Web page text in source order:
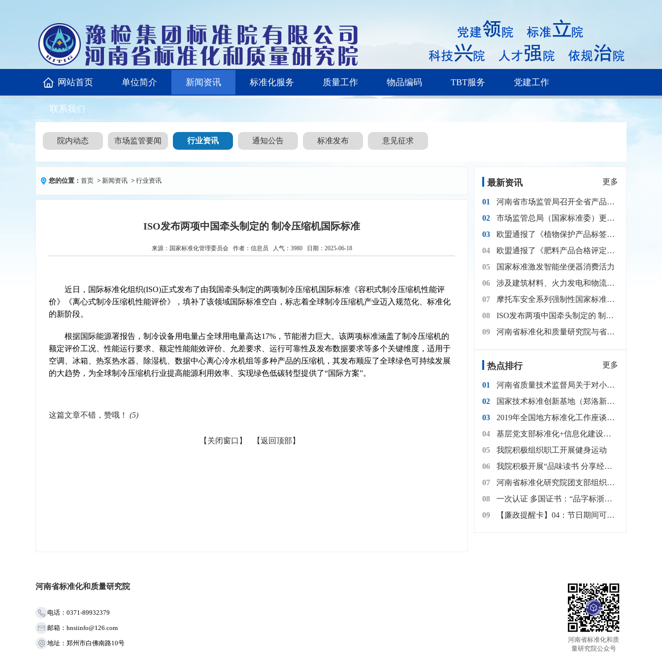
网站首页 单位简介 新闻资讯 标准化服务 质量工作 物品编码 TBT服务 党建工作
联系我们
院内动态 市场监管要闻 行业资讯 通知公告 标准发布 意见征求
您的位置： 首页 > 新闻资讯 > 行业资讯
ISO发布两项中国牵头制定的 制冷压缩机国际标准
来源： 国家标准化管理委员会 作者： 信息员 人气： 3980 日期：2025-06-18
近日，国际标准化组织(ISO)正式发布了由我国牵头制定的两项制冷压缩机国际标准《容积式制冷压缩机性能评
价》《离心式制冷压缩机性能评价》，填补了该领域国际标准空白，标志着全球制冷压缩机产业迈入规范化、标准化
的新阶段。
根据国际能源署报告，制冷设备用电量占全球用电量高达17%，节能潜力巨大。该两项标准涵盖了制冷压缩机的
额定评价工况、性能运行要求、额定性能能效评价、允差要求、运行可靠性及发布数据要求等多个关键维度，适用于
空调、冰箱、热泵热水器、除湿机、数据中心离心冷水机组等多种产品的压缩机，其发布顺应了全球绿色可持续发展
的大趋势，为全球制冷压缩机行业提高能源利用效率、实现绿色低碳转型提供了“国际方案”。
这篇文章不错，赞哦！ (5)
【关闭窗口】 【返回顶部】
最新资讯 更多
01
河南省市场监管局召开全省产品质量安全风险防范暨区域质量提升现场会
02
市场监管总局（国家标准委）更新升级 家用电冰箱能效标准
03
欧盟通报了《植物保护产品标签要求》修订案
04
欧盟通报了《肥料产品合格评定程序》修订案
05
国家标准激发智能坐便器消费活力
06
涉及建筑材料、火力发电和物流行业 6月起国家标准上新
07
摩托车安全系列强制性国家标准发布
08
ISO发布两项中国牵头制定的 制冷压缩机国际标准
09
河南省标准化和质量研究院与省物流与采购联合会携手探索“物流+编码+标准”融合新路径，共推供应
热点排行 更多
01
河南省质量技术监督局关于对小麦等18种主导农产品标准体系（2017年修订）征求意见的通知
02
国家技术标准创新基地（郑洛新）启动仪式在郑州举行
03
2019年全国地方标准化工作座谈会在郑州召开
04
基层党支部标准化+信息化建设简明工作手册
05
我院积极组织职工开展健身运动
06
我院积极开展“品味读书 分享经典”读书交流活动
07
河南省标准化研究院团支部组织开展“爱心粥屋”献爱心志愿服务活动
08
一次认证 多国证书：“品字标浙江制造”走向“一带一路”
09
【廉政提醒卡】04：节日期间可以用公款购买礼品进行慰问吗?
河南省标准化和质量研究院
电话：0371-89932379
邮箱：hnsiinfo@126.com
地址：郑州市白佛南路10号
河南省标准化和质
量研究院公众号